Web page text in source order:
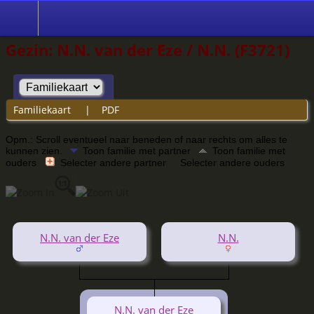
Gezin: N.N. van der Eze / N.N. (F3721)
Familiekaart | PDF
Opm.: Scroll eventueel naar beneden of naar rechts om alles te
kunnen zien.
Toon familie met partner
Toon familie met
ouders
Selecter andere partner Selecter andere ouders
N.N. van der Eze N.N.
N.N. van der Eze